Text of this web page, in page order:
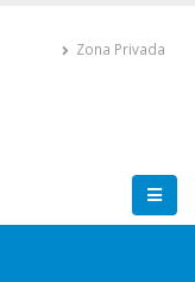
Zona Privada